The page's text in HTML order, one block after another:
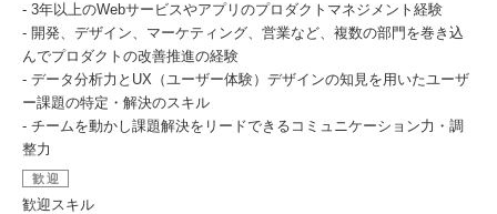
- 3年以上のWebサービスやアプリのプロダクトマネジメント経験
- 開発、デザイン、マーケティング、営業など、複数の部門を巻き込
んでプロダクトの改善推進の経験
- データ分析力とUX（ユーザー体験）デザインの知見を用いたユーザ
ー課題の特定・解決のスキル
- チームを動かし課題解決をリードできるコミュニケーション力・調
整力
歓迎
歓迎スキル